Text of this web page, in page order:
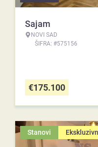
Sajam
NOVI SAD
ŠIFRA: #575156
€175.100
Stanovi